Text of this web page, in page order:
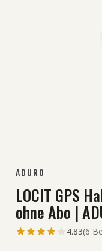
ADURO
LOCIT GPS
ohne Abo |
4.83(6